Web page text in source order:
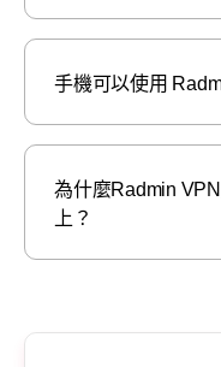
手機可以使用
為什麼Radmin
上？